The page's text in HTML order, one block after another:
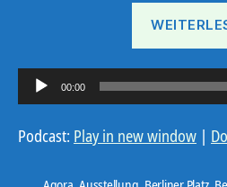
u
d
00:00
Podcast: Play in new window |